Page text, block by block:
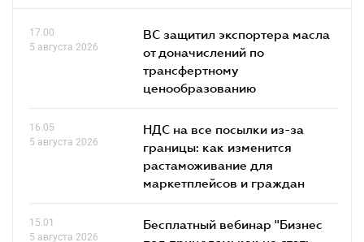
17.00
5 августа 2026
ВС защитил экспортера масла
от доначислений по
трансфертному
ценообразованию
16.05
5 августа 2026
НДС на все посылки из-за
границы: как изменится
растаможивание для
маркетплейсов и граждан
15.01
5 августа 2026
Бесплатный вебинар "Бизнес